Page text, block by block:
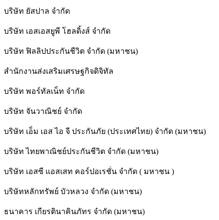
บริษัท ยัสปาล จำกัด
บริษัท เอสเอสยูพี โฮลดิ้งส์ จำกัด
บริษัท ฟิลลิปประกันชีวิต จำกัด (มหาชน)
สํานักงานส่งเสริมเศรษฐกิจดิจิทัล
บริษัท พอร์ทัลเน็ท จำกัด
บริษัท จันวาณิชย์ จำกัด
บริษัท เอ็ม เอส ไอ จี ประกันภัย (ประเทศไทย) จำกัด (มหาชน)
บริษัท ไทยพาณิชย์ประกันชีวิต จำกัด (มหาชน)
บริษัท เอสซี แอสเสท คอร์ปอเรชั่น จำกัด ( มหาชน )
บริษัทหลักทรัพย์ บัวหลวง จำกัด (มหาชน)
ธนาคาร เกียรตินาคินภัทร จำกัด (มหาชน)